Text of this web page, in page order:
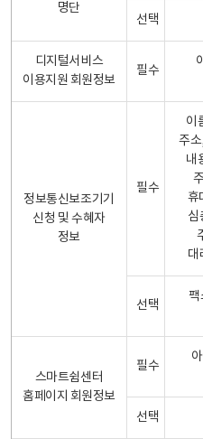
명단
선택
디지털서비스
이용지원 회원정보
필수
정보통신보조기기
신청 및 수혜자
정보
필수
이
주
내
휴
심
대
선택
팩
스마트쉼센터
홈페이지 회원정보
필수
선택